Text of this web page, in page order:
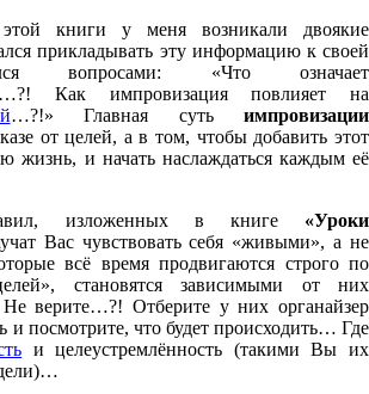
книги у меня возникали двоякие
прикладывать эту информацию к своей
вопросами: «Что означает
Как импровизация повлияет на
…?!» Главная суть импровизации
от целей, а в том, чтобы добавить этот
жизнь, и начать наслаждаться каждым её
изложенных в книге «Уроки
Вас чувствовать себя «живыми», а не
всё время продвигаются строго по
становятся зависимыми от них
верите…?! Отберите у них органайзер
и посмотрите, что будет происходить… Где
и целеустремлённость (такими Вы их